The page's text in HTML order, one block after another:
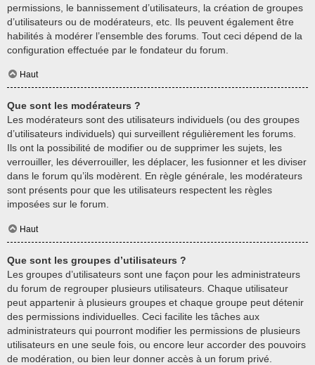
permissions, le bannissement d’utilisateurs, la création de groupes
d’utilisateurs ou de modérateurs, etc. Ils peuvent également être
habilités à modérer l’ensemble des forums. Tout ceci dépend de la
configuration effectuée par le fondateur du forum.
Haut
Que sont les modérateurs ?
Les modérateurs sont des utilisateurs individuels (ou des groupes
d’utilisateurs individuels) qui surveillent régulièrement les forums.
Ils ont la possibilité de modifier ou de supprimer les sujets, les
verrouiller, les déverrouiller, les déplacer, les fusionner et les diviser
dans le forum qu’ils modèrent. En règle générale, les modérateurs
sont présents pour que les utilisateurs respectent les règles
imposées sur le forum.
Haut
Que sont les groupes d’utilisateurs ?
Les groupes d’utilisateurs sont une façon pour les administrateurs
du forum de regrouper plusieurs utilisateurs. Chaque utilisateur
peut appartenir à plusieurs groupes et chaque groupe peut détenir
des permissions individuelles. Ceci facilite les tâches aux
administrateurs qui pourront modifier les permissions de plusieurs
utilisateurs en une seule fois, ou encore leur accorder des pouvoirs
de modération, ou bien leur donner accès à un forum privé.